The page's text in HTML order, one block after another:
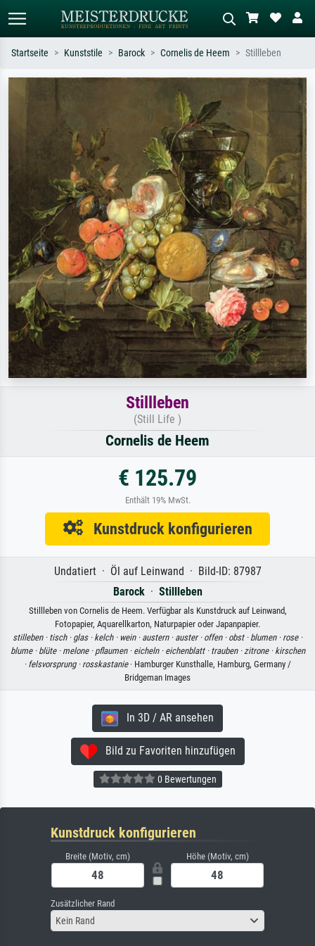
Standardsuche KI-Bildersuche
Sternennacht, Impressionismus, Welle
Hokusai, Akt.
Beschreiben Sie die Szene – z.B. Grüne
Wiese, Abstrakt mit viel Rot, Dunkles
Ölgemälde, Stehender Akt neben einem
Baum.
Startseite Kunststile Barock Cornelis de Heem Stillleben
Stillleben
(Still Life )
Cornelis de Heem
€ 125.79
Enthält 19% MwSt.
Kunstdruck konfigurieren
Undatiert · Öl auf Leinwand · Bild-ID: 87987
Barock· Stillleben
Stillleben von Cornelis de Heem. Verfügbar als Kunstdruck auf Leinwand,
Fotopapier, Aquarellkarton, Naturpapier oder Japanpapier.
stilleben · tisch · glas · kelch · wein · austern · auster · offen · obst · blumen · rose ·
blume · blüte · melone · pflaumen · eicheln · eichenblatt · trauben ·zitrone · kirschen
· felsvorsprung · rosskastanie· Hamburger Kunsthalle, Hamburg, Germany /
Bridgeman Images
In 3D / AR ansehen
Bild zu Favoriten hinzufügen
0 Bewertungen
Kunstdruck konfigurieren
Breite (Motiv, cm) Höhe (Motiv, cm)
Zusätzlicher Rand
Kein Rand